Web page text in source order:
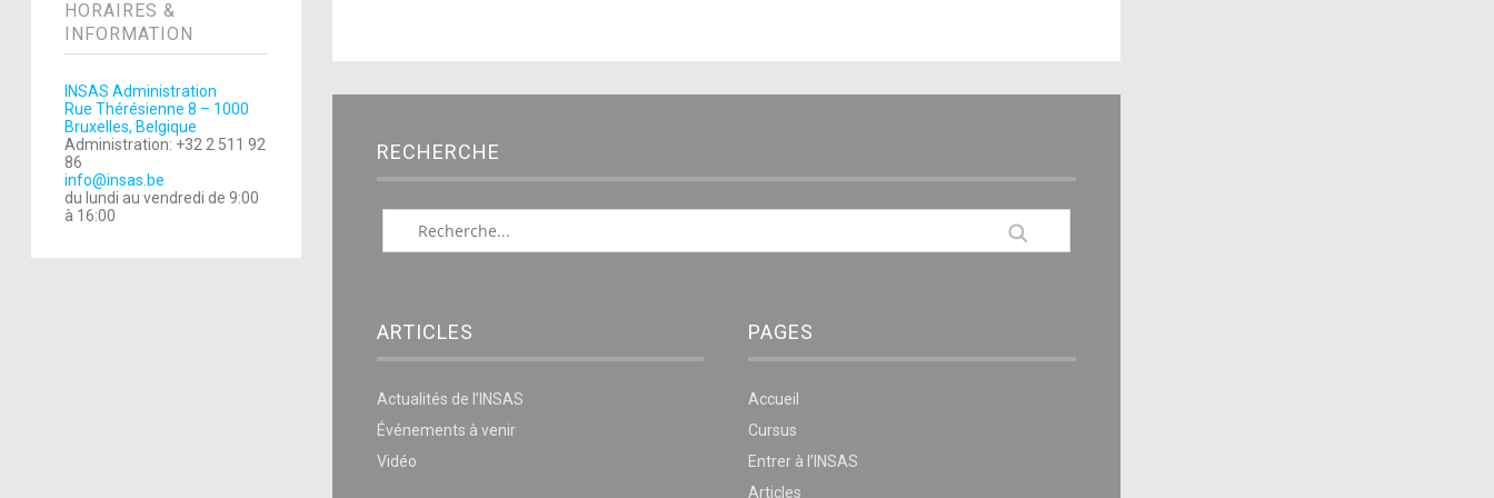
HORAIRES &
INFORMATION
INSAS Administration
Rue Thérésienne 8 – 1000
Bruxelles, Belgique
Administration: +32 2 511 92
86
info@insas.be
du lundi au vendredi de 9:00
à 16:00
RECHERCHE
ARTICLES
Actualités de l’INSAS
Événements à venir
Vidéo
PAGES
Accueil
Cursus
Entrer à l’INSAS
Articles